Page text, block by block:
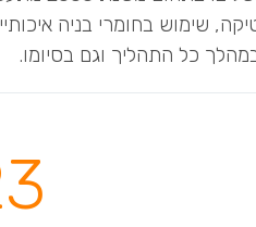
שימוש בחומרי בניה
כל התהליך וגם בסיומו.